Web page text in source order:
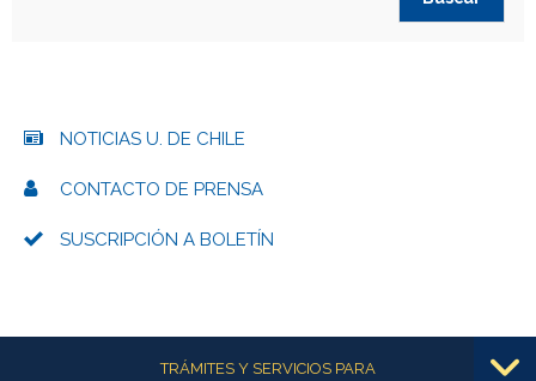
NOTICIAS U. DE CHILE
CONTACTO DE PRENSA
SUSCRIPCIÓN A BOLETÍN
Más informaciónTRÁMITES Y SERVICIOS PARA